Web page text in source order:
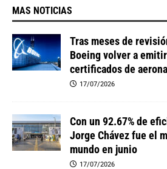
MAS NOTICIAS
Tras meses de
Boeing volver a
certificados de
17/07/2026
Con un 92.67% de
Jorge Chávez fue el
mundo en junio
17/07/2026